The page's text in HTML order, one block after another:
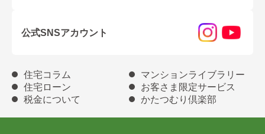
公式SNSアカウント
住宅コラム
マンションライブラリー
住宅ローン
お客さま限定サービス
税金について
かたつむり倶楽部